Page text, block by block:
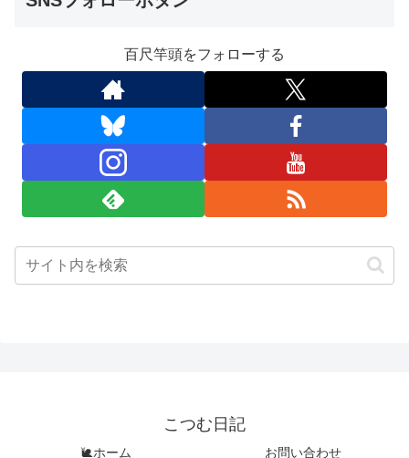
百尺竿頭をフォローする
こつむ日記
🐌ホーム お問い合わせ